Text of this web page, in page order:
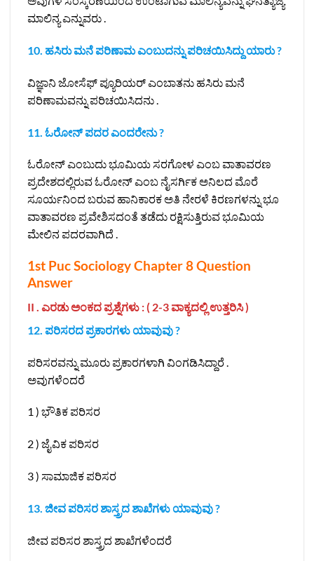
ಮಾಲಿನ್ಯ ಎನ್ನುವರು .
10. ಹಸಿರು ಮನೆ ಪರಿಣಾಮ ಎಂಬುದನ್ನು ಪರಿಚಯಿಸಿದ್ದು ಯಾರು ?
ವಿಜ್ಞಾನಿ ಜೋಸೆಫ್ ಪ್ಯೂರಿಯರ್ ಎಂಬಾತನು ಹಸಿರು ಮನೆ
ಪರಿಣಾಮವನ್ನು ಪರಿಚಯಿಸಿದನು .
11. ಓರೋನ್ ಪದರ ಎಂದರೇನು ?
ಓರೋನ್ ಎಂಬುದು ಭೂಮಿಯ ಸರಗೋಳ ಎಂಬ ವಾತಾವರಣ
ಪ್ರದೇಶದಲ್ಲಿರುವ ಓರೋನ್ ಎಂಬ ನೈಸರ್ಗಿಕ ಅನಿಲದ ಮೊರೆ
ಸೂರ್ಯನಿಂದ ಬರುವ ಹಾನಿಕಾರಕ ಅತಿ ನೇರಳೆ ಕಿರಣಗಳನ್ನು ಭೂ
ವಾತಾವರಣ ಪ್ರವೇಶಿಸದಂತೆ ತಡೆದು ರಕ್ಷಿಸುತ್ತಿರುವ ಭೂಮಿಯ
ಮೇಲಿನ ಪದರವಾಗಿದೆ .
1st Puc Sociology Chapter 8 Question
Answer
II . ಎರಡು ಅಂಕದ ಪ್ರಶ್ನೆಗಳು : ( 2-3 ವಾಕ್ಯದಲ್ಲಿ ಉತ್ತರಿಸಿ )
12. ಪರಿಸರದ ಪ್ರಕಾರಗಳು ಯಾವುವು ?
ಪರಿಸರವನ್ನು ಮೂರು ಪ್ರಕಾರಗಳಾಗಿ ವಿಂಗಡಿಸಿದ್ದಾರೆ .
ಅವುಗಳೆಂದರೆ
1 ) ಭೌತಿಕ ಪರಿಸರ
2 ) ಜೈವಿಕ ಪರಿಸರ
3 ) ಸಾಮಾಜಿಕ ಪರಿಸರ
13. ಜೀವ ಪರಿಸರ ಶಾಸ್ತ್ರದ ಶಾಖೆಗಳು ಯಾವುವು ?
ಜೀವ ಪರಿಸರ ಶಾಸ್ತ್ರದ ಶಾಖೆಗಳೆಂದರೆ